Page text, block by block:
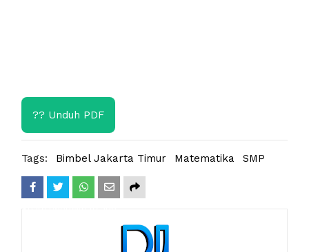
?? Unduh PDF
Tags: Bimbel Jakarta Timur Matematika SMP